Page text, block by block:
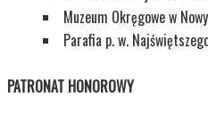
Muzeum Okręgowe w
Parafia p. w.
PATRONAT HONOROWY